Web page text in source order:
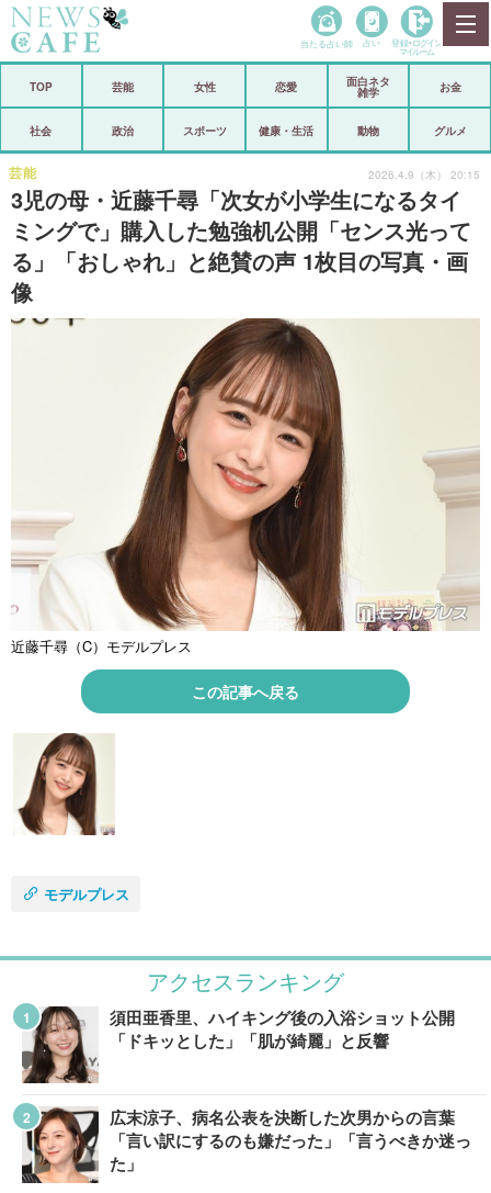
政治
芸能 スポーツ
恋愛 ビックリ
ショップ
登録・ログイン/マイルーム
当たる占い師 占い 登録• ログイン
マイルーム
TOP 芸能 女性 恋愛
面白ネタ
雑学
お金
社会 政治 スポーツ 健康・生活 動物 グルメ
3児の母・近藤千尋「次女が小学生になるタイ
ミングで」購入した勉強机公開「センス光って
る」「おしゃれ」と絶賛の声 1枚目の写真・画
像
芸能 2026.4.9（木） 20:15
近藤千尋（C）モデルプレス
この記事へ戻る
モデルプレス
アクセスランキング
須田亜香里、ハイキング後の入浴ショット公開
「ドキッとした」「肌が綺麗」と反響
広末涼子、病名公表を決断した次男からの言葉
「言い訳にするのも嫌だった」「言うべきか迷っ
た」